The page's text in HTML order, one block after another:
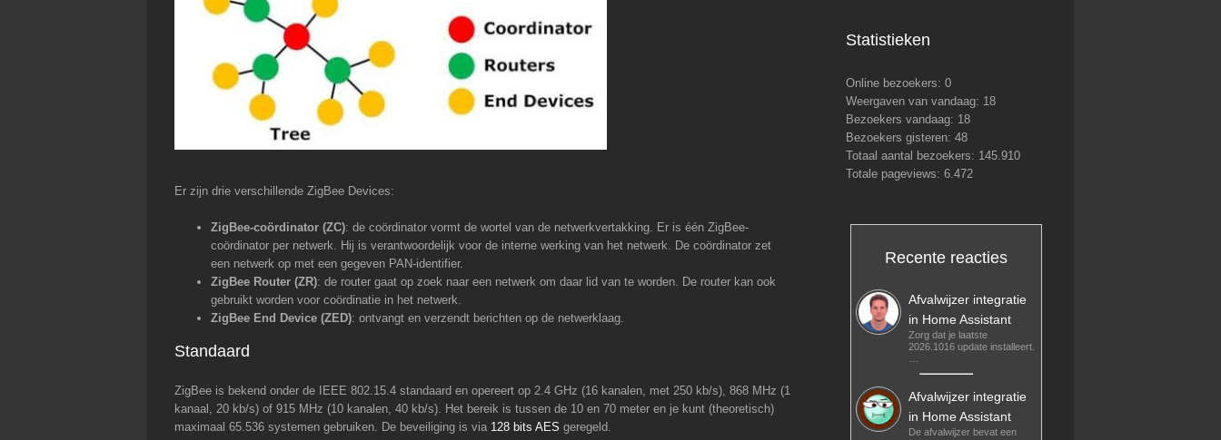
Er zijn drie verschillende ZigBee Devices:
ZigBee-coördinator (ZC): de coördinator vormt de wortel van de netwerkvertakking. Er is één ZigBee-
coördinator per netwerk. Hij is verantwoordelijk voor de interne werking van het netwerk. De coördinator zet
een netwerk op met een gegeven PAN-identifier.
ZigBee Router (ZR): de router gaat op zoek naar een netwerk om daar lid van te worden. De router kan ook
gebruikt worden voor coördinatie in het netwerk.
ZigBee End Device (ZED): ontvangt en verzendt berichten op de netwerklaag.
Standaard
ZigBee is bekend onder de IEEE 802.15.4 standaard en opereert op 2.4 GHz (16 kanalen, met 250 kb/s), 868 MHz (1
kanaal, 20 kb/s) of 915 MHz (10 kanalen, 40 kb/s). Het bereik is tussen de 10 en 70 meter en je kunt (theoretisch)
maximaal 65.536 systemen gebruiken. De beveiliging is via 128 bits AES geregeld.
Statistieken
Online bezoekers:0
Weergaven van vandaag: 18
Bezoekers vandaag: 18
Bezoekers gisteren:48
Totaal aantal bezoekers: 145.910
Totale pageviews:6.472
Recente reacties
Afvalwijzer integratie
in Home Assistant
Zorg dat je laatste
2026.1016 update installeert.
Afvalwijzer integratie
in Home Assistant
De afvalwijzer bevat een